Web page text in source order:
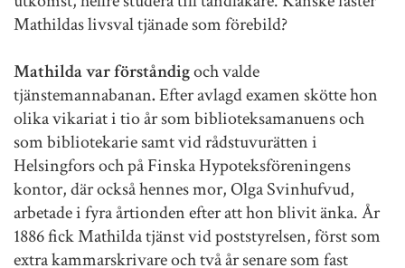
Mathildas livsval tjänade som förebild?
Mathilda var förståndigoch valde
tjänstemannabanan.Efter avlagd examen skötte hon
olika vikariat i tio år som biblioteksamanuens och
som bibliotekarie samt vid rådstuvurätten i
Helsingfors och på Finska Hypoteksföreningens
kontor, där också hennes mor, Olga Svinhufvud,
arbetade i fyra årtionden efter att hon blivit änka. År
1886 fick Mathilda tjänst vid poststyrelsen, först som
extra kammarskrivare och två år senare som fast